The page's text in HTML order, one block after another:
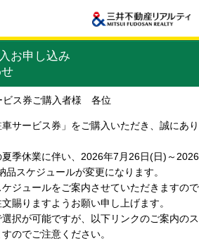
お申し込み
ビス券ご購入者様 各位
サービス券」をご購入いただき、誠にあり
季休業に伴い、2026年7月26日(日)～2026
スケジュールが変更になります。
ジュールをご案内させていただきますので
賜りますようお願い申し上げます。
択が可能ですが、以下リンクのご案内のス
のでご注意ください。